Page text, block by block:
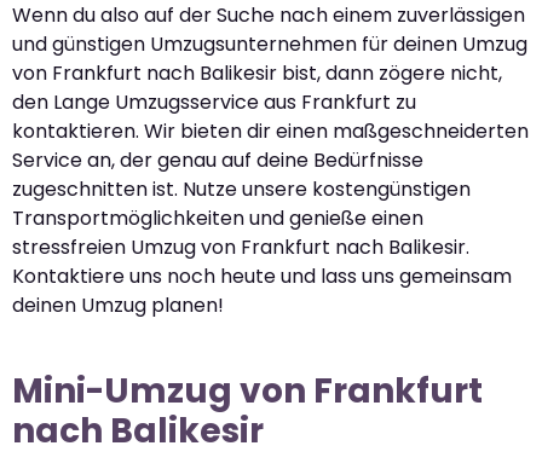
Wenn du also auf der Suche nach einem zuverlässigen
und günstigen Umzugsunternehmen für deinen Umzug
von Frankfurt nach Balikesir bist, dann zögere nicht,
den Lange Umzugsservice aus Frankfurt zu
kontaktieren. Wir bieten dir einen maßgeschneiderten
Service an, der genau auf deine Bedürfnisse
zugeschnitten ist. Nutze unsere kostengünstigen
Transportmöglichkeiten und genieße einen
stressfreien Umzug von Frankfurt nach Balikesir.
Kontaktiere uns noch heute und lass uns gemeinsam
deinen Umzug planen!
Mini-Umzug von Frankfurt
nach Balikesir